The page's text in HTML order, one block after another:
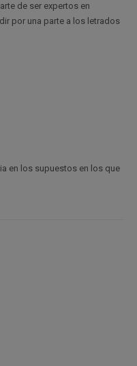
de ser expertos en
por una parte a los letrados
en los supuestos en los que